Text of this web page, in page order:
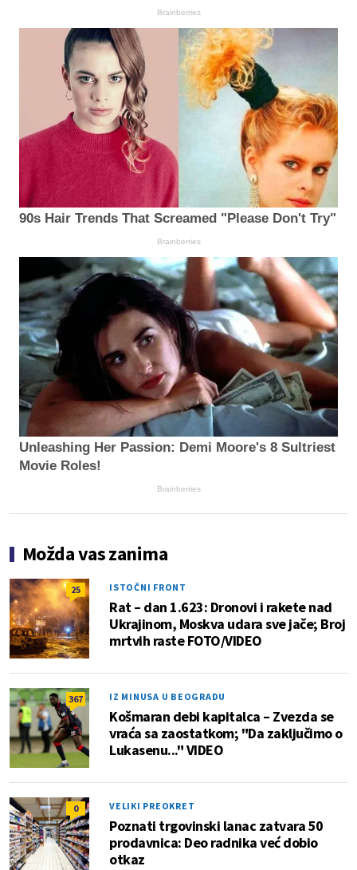
Brainberries
90s Hair Trends That Screamed "Please Don't Try"
Brainberries
Unleashing Her Passion: Demi Moore's 8 Sultriest
Movie Roles!
Brainberries
Možda vas zanima
25 ISTOČNI FRONT
Rat – dan 1.623: Dronovi i rakete nad
Ukrajinom, Moskva udara sve jače; Broj
mrtvih raste FOTO/VIDEO
367 IZ MINUSA U BEOGRADU
Košmaran debi kapitalca – Zvezda se
vraća sa zaostatkom; "Da zaključimo o
Lukasenu..." VIDEO
0 VELIKI PREOKRET
Poznati trgovinski lanac zatvara 50
prodavnica: Deo radnika već dobio
otkaz